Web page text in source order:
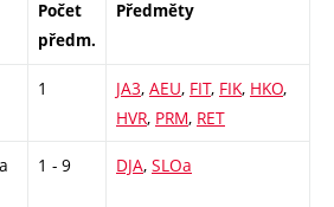
Počet
předm.
Předměty
1 JA3, AEU, FIT, FIK, HKO,
HVR, PRM, RET
1 - 9 DJA, SLOa